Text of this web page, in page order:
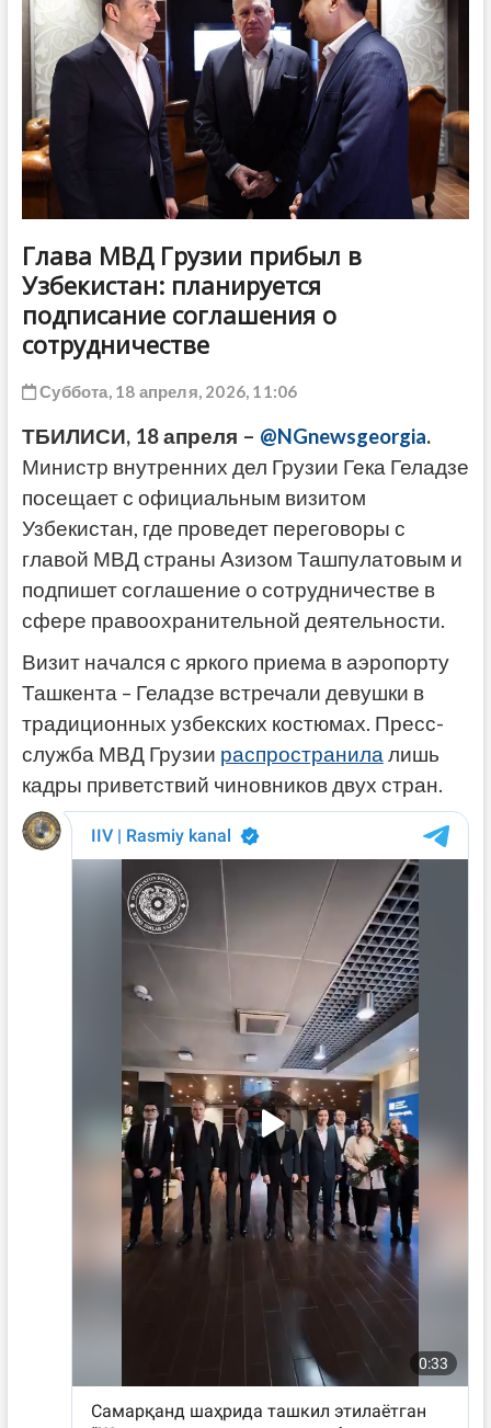
Глава МВД Грузии прибыл в
Узбекистан: планируется
подписание соглашения о
сотрудничестве
Суббота, 18 апреля, 2026, 11:06
ТБИЛИСИ, 18 апреля – @NGnewsgeorgia.
Министр внутренних дел Грузии Гека Геладзе
посещает с официальным визитом
Узбекистан, где проведет переговоры с
главой МВД страны Азизом Ташпулатовым и
подпишет соглашение о сотрудничестве в
сфере правоохранительной деятельности.
Визит начался с яркого приема в аэропорту
Ташкента – Геладзе встречали девушки в
традиционных узбекских костюмах. Пресс-
служба МВД Грузии распространила лишь
кадры приветствий чиновников двух стран.